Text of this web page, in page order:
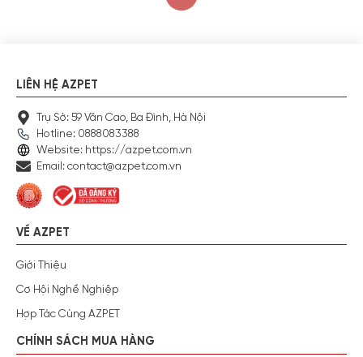
LIÊN HỆ AZPET
Trụ Sở: 59 Văn Cao, Ba Đình, Hà Nội
Hotline: 0888083388
Website: https://azpet.com.vn
Email: contact@azpet.com.vn
VỀ AZPET
Giới Thiệu
Cơ Hội Nghề Nghiệp
Hợp Tác Cùng AZPET
CHÍNH SÁCH MUA HÀNG